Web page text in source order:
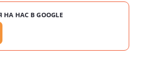
НАС В GOOGLE